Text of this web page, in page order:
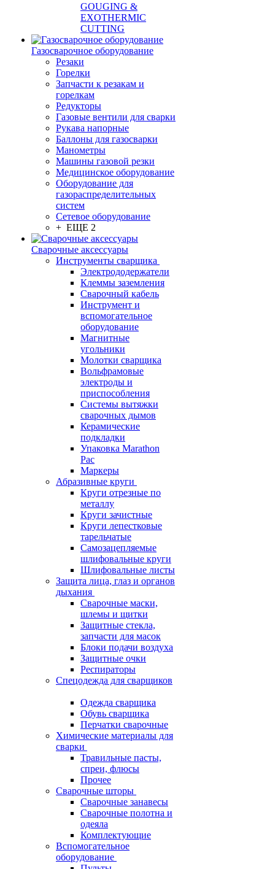
GOUGING &
EXOTHERMIC
CUTTING
Газосварочное оборудование
Резаки
Горелки
Запчасти к резакам и
горелкам
Редукторы
Газовые вентили для сварки
Рукава напорные
Баллоны для газосварки
Манометры
Машины газовой резки
Медицинское оборудование
Оборудование для
газораспределительных
систем
Сетевое оборудование
+ ЕЩЕ 2
Сварочные аксессуары
Инструменты сварщика
Электрододержатели
Клеммы заземления
Сварочный кабель
Инструмент и
вспомогательное
оборудование
Магнитные
угольники
Молотки сварщика
Вольфрамовые
электроды и
приспособления
Системы вытяжки
сварочных дымов
Керамические
подкладки
Упаковка Marathon
Pac
Маркеры
Абразивные круги
Круги отрезные по
металлу
Круги зачистные
Круги лепестковые
тарельчатые
Самозацепляемые
шлифовальные круги
Шлифовальные листы
Защита лица, глаз и органов
дыхания
Сварочные маски,
шлемы и щитки
Защитные стекла,
запчасти для масок
Блоки подачи воздуха
Защитные очки
Респираторы
Спецодежда для сварщиков
Одежда сварщика
Обувь сварщика
Перчатки сварочные
Химические материалы для
сварки
Травильные пасты,
спреи, флюсы
Прочее
Сварочные шторы
Сварочные занавесы
Сварочные полотна и
одеяла
Комплектующие
Вспомогательное
оборудование